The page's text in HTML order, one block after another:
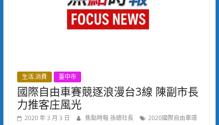
生活.消費 臺中市
國際自由車賽競逐浪漫台3線 陳副市長
力推客庄風光
2020 年 3 月 3 日 焦點時報 孫總社長
2020國際自由車環